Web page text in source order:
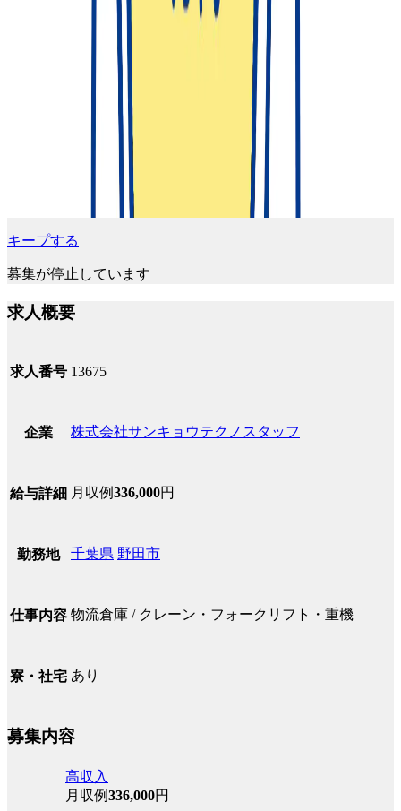
キープする
募集が停止しています
求人概要
求人番号 13675
企業 株式会社サンキョウテクノスタッフ
給与詳細 月収例336,000円
勤務地 千葉県 野田市
仕事内容 物流倉庫 / クレーン・フォークリフト・重機
寮・社宅 あり
募集内容
高収入
月収例336,000円